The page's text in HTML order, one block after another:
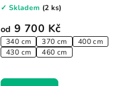
od 9 700 Kč
340 cm 370 cm
400 cm
430 cm
460 cm
✓ Skladem (2 ks)